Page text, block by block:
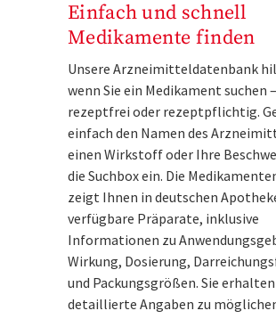
Einfach und schnell
Medikamente finden
Unsere Arzneimitteldatenbank
wenn Sie ein Medikament suchen
rezeptfrei oder rezeptpflichtig.
einfach den Namen des
einen Wirkstoff oder Ihre
die Suchbox ein. Die
zeigt Ihnen in deutschen
verfügbare Präparate, inklusive
Informationen zu
Wirkung, Dosierung,
und Packungsgrößen. Sie
detaillierte Angaben zu